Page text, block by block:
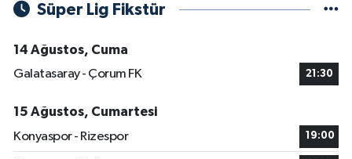
Süper Lig Fikstür
14 Ağustos, Cuma
Galatasaray - Çorum FK
21:30
15 Ağustos, Cumartesi
Konyaspor - Rizespor
19:00